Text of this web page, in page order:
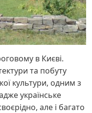
в Києві.
та побуту
культури, одним з
українське
але і багато